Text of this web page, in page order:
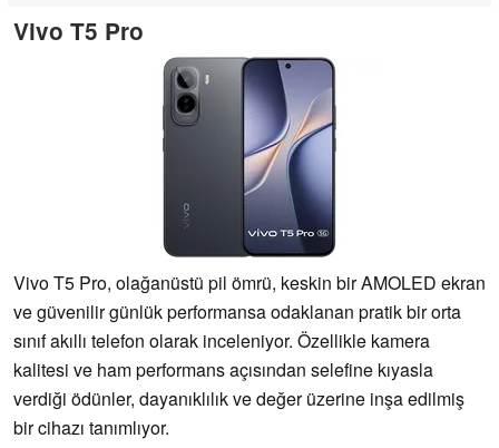
Vivo T5 Pro
Vivo T5 Pro, olağanüstü pil ömrü, keskin bir AMOLED ekran
ve güvenilir günlük performansa odaklanan pratik bir orta
sınıf akıllı telefon olarak inceleniyor. Özellikle kamera
kalitesi ve ham performans açısından selefine kıyasla
verdiği ödünler, dayanıklılık ve değer üzerine inşa edilmiş
bir cihazı tanımlıyor.